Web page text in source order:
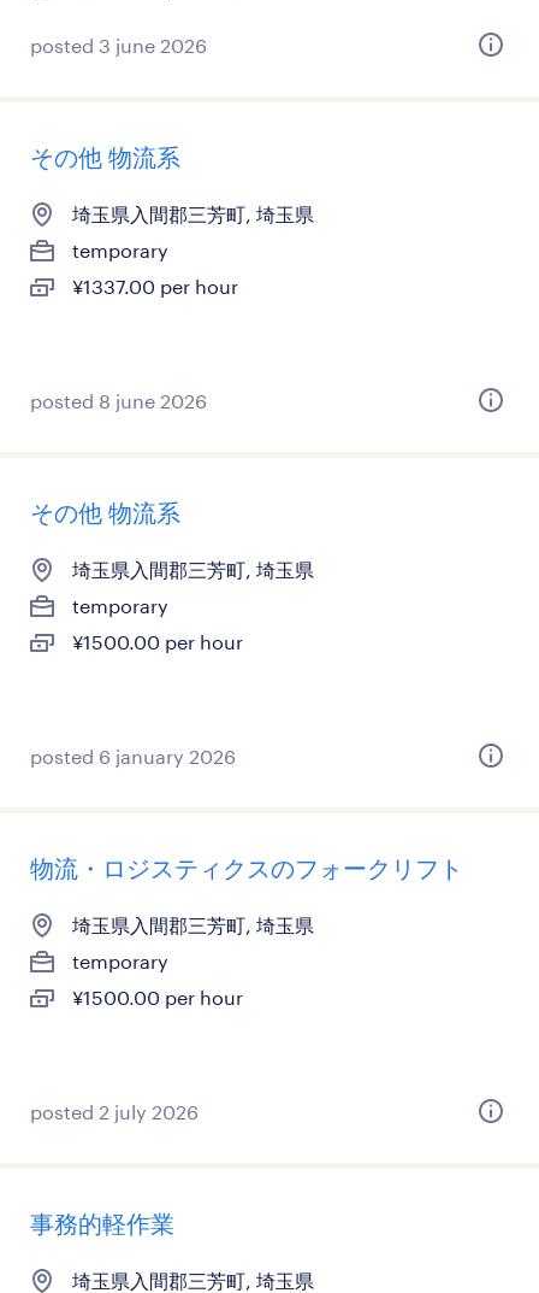
posted 3 june 2026
その他 物流系
埼玉県入間郡三芳町, 埼玉県
temporary
¥1337.00 per hour
posted 8 june 2026
その他 物流系
埼玉県入間郡三芳町, 埼玉県
temporary
¥1500.00 per hour
posted 6 january 2026
物流・ロジスティクスのフォークリフト
埼玉県入間郡三芳町, 埼玉県
temporary
¥1500.00 per hour
posted 2 july 2026
事務的軽作業
埼玉県入間郡三芳町, 埼玉県